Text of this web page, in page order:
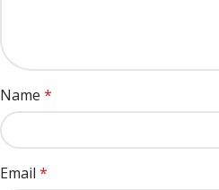
Name *
Email *